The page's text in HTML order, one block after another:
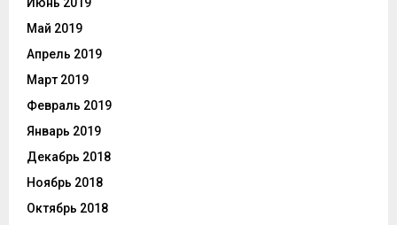
Май 2019
Апрель 2019
Март 2019
Февраль 2019
Январь 2019
Декабрь 2018
Ноябрь 2018
Октябрь 2018